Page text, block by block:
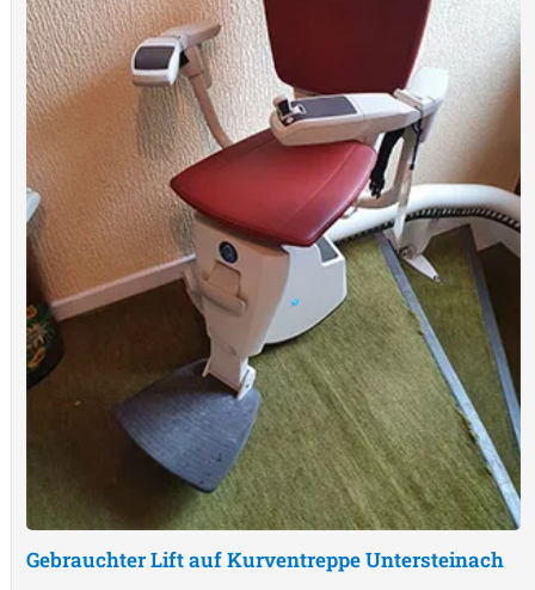
Gebrauchter Lift auf KurventreppeUntersteinach